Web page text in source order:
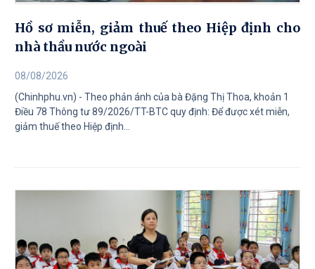
Hồ sơ miễn, giảm thuế theo Hiệp định cho
nhà thầu nước ngoài
08/08/2026
(Chinhphu.vn) - Theo phản ánh của bà Đặng Thị Thoa, khoản 1
Điều 78 Thông tư 89/2026/TT-BTC quy định: Để được xét miễn,
giảm thuế theo Hiệp định...